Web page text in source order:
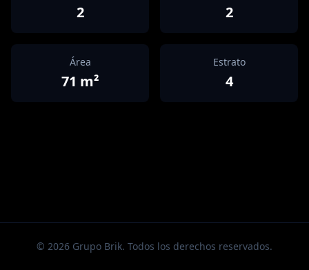
2 2
Área
71 m²
Estrato
4
© 2026 Grupo Brik. Todos los derechos reservados.